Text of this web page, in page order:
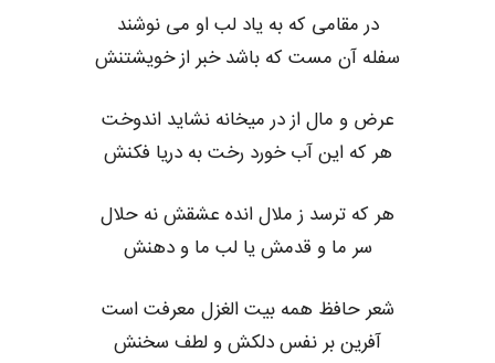
در مقامی که به یاد لب او می نوشند
سفله آن مست که باشد خبر از خویشتنش
عرض و مال از در میخانه نشاید اندوخت
هر که این آب خورد رخت به دریا فکنش
هر که ترسد ز ملال انده عشقش نه حلال
سر ما و قدمش یا لب ما و دهنش
شعر حافظ همه بیت الغزل معرفت است
آفرین بر نفس دلکش و لطف سخنش